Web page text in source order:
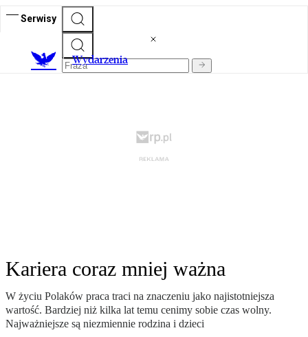
Serwisy
Wydarzenia
Kariera coraz mniej ważna
W życiu Polaków praca traci na znaczeniu jako najistotniejsza
wartość. Bardziej niż kilka lat temu cenimy sobie czas wolny.
Najważniejsze są niezmiennie rodzina i dzieci